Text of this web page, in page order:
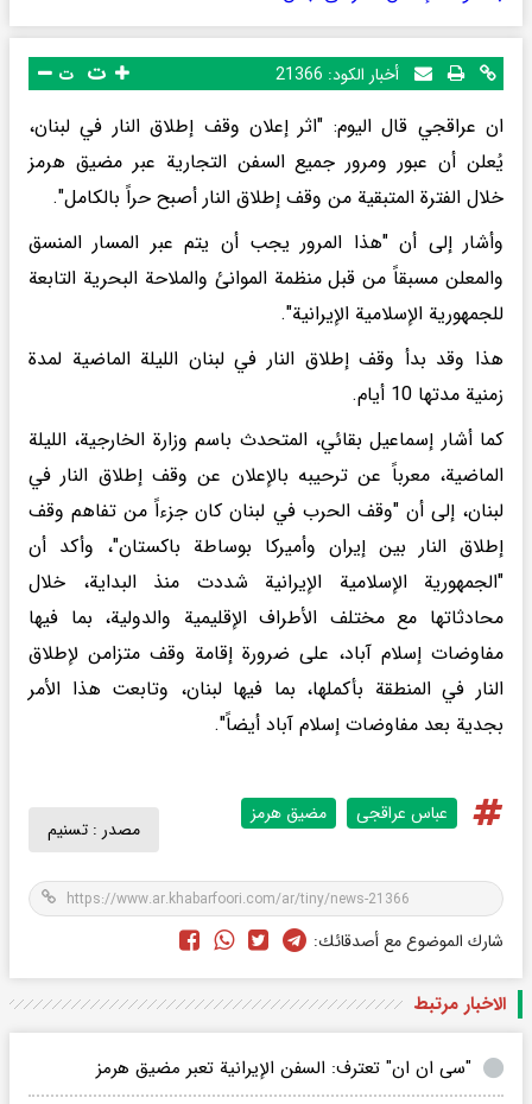
أخبار الكود: 21366 ت ت
ان عراقجي قال اليوم: "اثر إعلان وقف إطلاق النار في لبنان،
يُعلن أن عبور ومرور جميع السفن التجارية عبر مضيق هرمز
خلال الفترة المتبقية من وقف إطلاق النار أصبح حراً بالكامل".
وأشار إلى أن "هذا المرور يجب أن يتم عبر المسار المنسق
والمعلن مسبقاً من قبل منظمة الموانئ والملاحة البحرية التابعة
للجمهورية الإسلامية الإيرانية".
هذا وقد بدأ وقف إطلاق النار في لبنان الليلة الماضية لمدة
زمنية مدتها 10 أيام.
كما أشار إسماعيل بقائي، المتحدث باسم وزارة الخارجية، الليلة
الماضية، معرباً عن ترحيبه بالإعلان عن وقف إطلاق النار في
لبنان، إلى أن "وقف الحرب في لبنان كان جزءاً من تفاهم وقف
إطلاق النار بين إيران وأميركا بوساطة باكستان"، وأكد أن
"الجمهورية الإسلامية الإيرانية شددت منذ البداية، خلال
محادثاتها مع مختلف الأطراف الإقليمية والدولية، بما فيها
مفاوضات إسلام آباد، على ضرورة إقامة وقف متزامن لإطلاق
النار في المنطقة بأكملها، بما فيها لبنان، وتابعت هذا الأمر
بجدية بعد مفاوضات إسلام آباد أيضاً".
مصدر : تسنیم
عباس عراقجی مضیق هرمز
شارك الموضوع مع أصدقائك:
الاخبار مرتبط
"سی ان ان" تعترف: السفن الإیرانیة تعبر مضیق هرمز